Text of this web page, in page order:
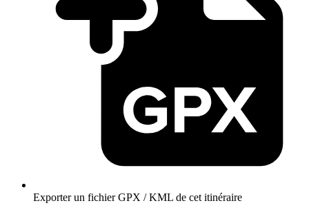
Exporter un fichier GPX / KML de cet itinéraire